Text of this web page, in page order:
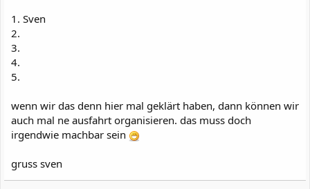
1. Sven
2.
3.
4.
5.
wenn wir das denn hier mal geklärt haben, dann können wir
auch mal ne ausfahrt organisieren. das muss doch
irgendwie machbar sein
gruss sven